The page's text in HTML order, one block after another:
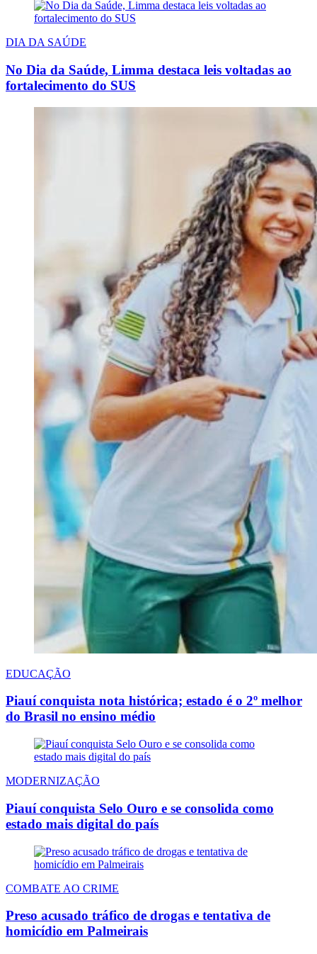
DIA DA SAÚDE
No Dia da Saúde, Limma destaca leis voltadas ao
fortalecimento do SUS
EDUCAÇÃO
Piauí conquista nota histórica; estado é o 2º melhor
do Brasil no ensino médio
MODERNIZAÇÃO
Piauí conquista Selo Ouro e se consolida como
estado mais digital do país
COMBATE AO CRIME
Preso acusado tráfico de drogas e tentativa de
homicídio em Palmeirais